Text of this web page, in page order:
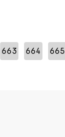
663 664 665